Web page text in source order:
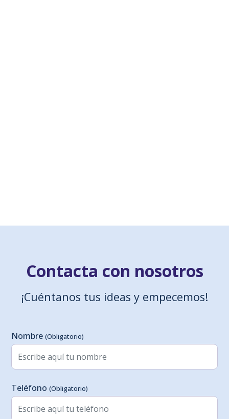
Contacta con nosotros
¡Cuéntanos tus ideas y empecemos!
Formulario de Contacto
Nombre (Obligatorio)
Teléfono (Obligatorio)